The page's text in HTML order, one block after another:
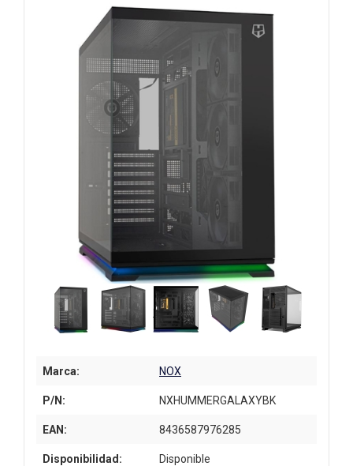
Marca: NOX
P/N: NXHUMMERGALAXYBK
EAN: 8436587976285
Disponibilidad: Disponible